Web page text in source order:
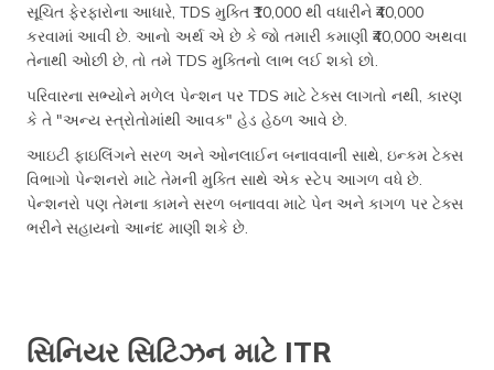
સૂચિત ફેરફારોના આધારે, TDS મુક્તિ ₹10,000 થી વધારીને ₹40,000
કરવામાં આવી છે. આનો અર્થ એ છે કે જો તમારી કમાણી ₹40,000 અથવા
તેનાથી ઓછી છે, તો તમે TDS મુક્તિનો લાભ લઈ શકો છો.
પરિવારના સભ્યોને મળેલ પેન્શન પર TDS માટે ટેક્સ લાગતો નથી, કારણ
કે તે "અન્ય સ્ત્રોતોમાંથી આવક" હેડ હેઠળ આવે છે.
આઇટી ફાઇલિંગને સરળ અને ઓનલાઈન બનાવવાની સાથે, ઇન્કમ ટેક્સ
વિભાગો પેન્શનરો માટે તેમની મુક્તિ સાથે એક સ્ટેપ આગળ વધે છે.
પેન્શનરો પણ તેમના કામને સરળ બનાવવા માટે પેન અને કાગળ પર ટેક્સ
ભરીને સહાયનો આનંદ માણી શકે છે.
સિનિયર સિટિઝન માટે ITR